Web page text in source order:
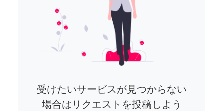
受けたいサービスが見つからない
場合はリクエストを投稿しよう